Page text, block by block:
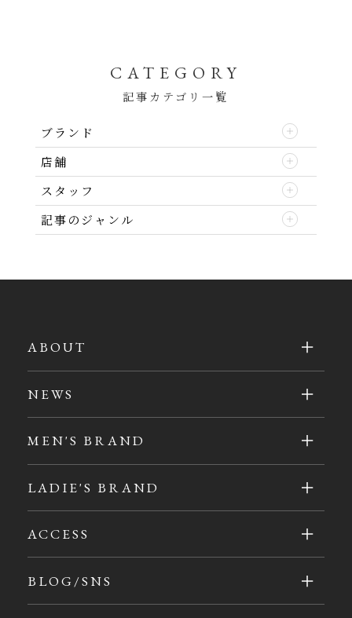
CATEGORY
記事カテゴリ一覧
ブランド
店舗
スタッフ
記事のジャンル
ABOUT
NEWS
MEN'S BRAND
LADIE'S BRAND
ACCESS
BLOG/SNS